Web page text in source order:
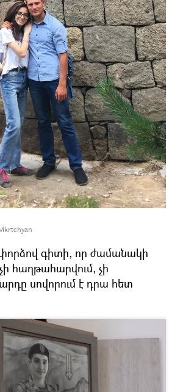
գիտի, որ ժամանակի
հաղթահարվում, չի
սովորում է դրա հետ